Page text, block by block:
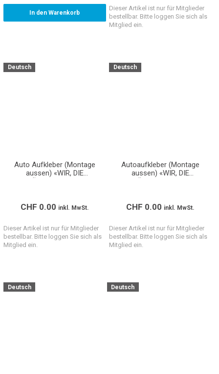
In den Warenkorb
Dieser Artikel ist nur für Mitglieder
bestellbar. Bitte loggen Sie sich als
Mitglied ein.
Deutsch
Auto Aufkleber (Montage
aussen) «WIR, DIE
CHF 0.00 inkl. MwSt.
Dieser Artikel ist nur für Mitglieder
bestellbar. Bitte loggen Sie sich als
Mitglied ein.
Deutsch
Autoaufkleber (Montage
aussen) «WIR, DIE
CHF 0.00 inkl. MwSt.
Dieser Artikel ist nur für Mitglieder
bestellbar. Bitte loggen Sie sich als
Mitglied ein.
Deutsch Deutsch